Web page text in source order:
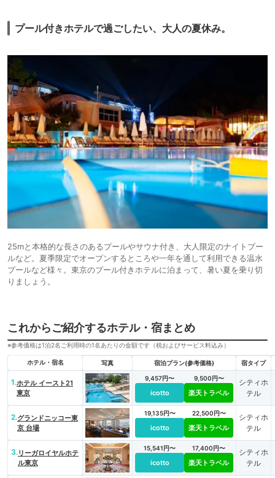
プール付きホテルで過ごしたい、大人の夏休み。
25mと本格的な長さのあるプールやサウナ付き、大人限定のナイトプー
ルなど。夏季限定でオープンするところや一年を通して利用できる温水
プールなど様々。東京のプール付きホテルに泊まって、暑い夏を乗り切
りましょう。
これからご紹介するホテル・宿まとめ
※参考価格は1泊2名ご利用時の1名あたりの金額です（税およびサービス料込み）
ホテル・宿名 写真 宿泊プラン(参考価格) 宿タイプ
1.ホテル イースト21
東京
9,457円〜
icotto
9,500円〜
楽天トラベル
シティホ
テル
2.グランドニッコー東
京 台場
19,135円〜
icotto
22,500円〜
楽天トラベル
シティホ
テル
3.リーガロイヤルホテ
ル東京
15,541円〜
icotto
17,400円〜
楽天トラベル
シティホ
テル